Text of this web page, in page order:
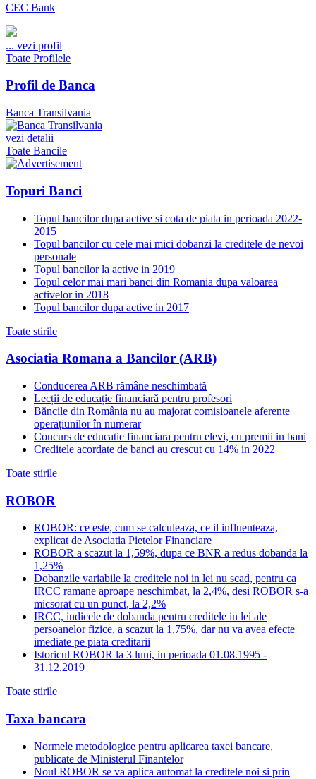
CEC Bank
... vezi profil
Toate Profilele
Profil de Banca
Banca Transilvania
vezi detalii
Toate Bancile
Topuri Banci
Topul bancilor dupa active si cota de piata in perioada 2022-
2015
Topul bancilor cu cele mai mici dobanzi la creditele de nevoi
personale
Topul bancilor la active in 2019
Topul celor mai mari banci din Romania dupa valoarea
activelor in 2018
Topul bancilor dupa active in 2017
Toate stirile
Asociatia Romana a Bancilor (ARB)
Conducerea ARB rămâne neschimbată
Lecții de educație financiară pentru profesori
Băncile din România nu au majorat comisioanele aferente
operațiunilor în numerar
Concurs de educatie financiara pentru elevi, cu premii in bani
Creditele acordate de banci au crescut cu 14% in 2022
Toate stirile
ROBOR
ROBOR: ce este, cum se calculeaza, ce il influenteaza,
explicat de Asociatia Pietelor Financiare
ROBOR a scazut la 1,59%, dupa ce BNR a redus dobanda la
1,25%
Dobanzile variabile la creditele noi in lei nu scad, pentru ca
IRCC ramane aproape neschimbat, la 2,4%, desi ROBOR s-a
micsorat cu un punct, la 2,2%
IRCC, indicele de dobanda pentru creditele in lei ale
persoanelor fizice, a scazut la 1,75%, dar nu va avea efecte
imediate pe piata creditarii
Istoricul ROBOR la 3 luni, in perioada 01.08.1995 -
31.12.2019
Toate stirile
Taxa bancara
Normele metodologice pentru aplicarea taxei bancare,
publicate de Ministerul Finantelor
Noul ROBOR se va aplica automat la creditele noi si prin